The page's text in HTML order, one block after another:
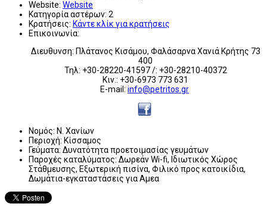
Website: Website
Κατηγορία αστέρων: 2
Κρατήσεις: Κάντε κλίκ για κρατήσεις
Επικοινωνία:
Διευθυνση: Πλάτανος Κισάμου, Φαλάσαρνα Χανιά Κρήτης 73
400
Τηλ: +30-28220-41597 /: +30-28210-40372
Κιν.: +30-6973 773 631
E-mail: info@petritos.gr
Νομός: Ν. Χανίων
Περιοχή: Κίσσαμος
Γεύματα: Δυνατότητα προετοιμασίας γευμάτων
Παροχές καταλύματος: Δωρεάν Wi-fi, Ιδιωτικός Χώρος
Στάθμευσης, Εξωτερική πισίνα, Φιλικό προς κατοικίδια,
Δωμάτια-εγκαταστάσεις για Αμεα